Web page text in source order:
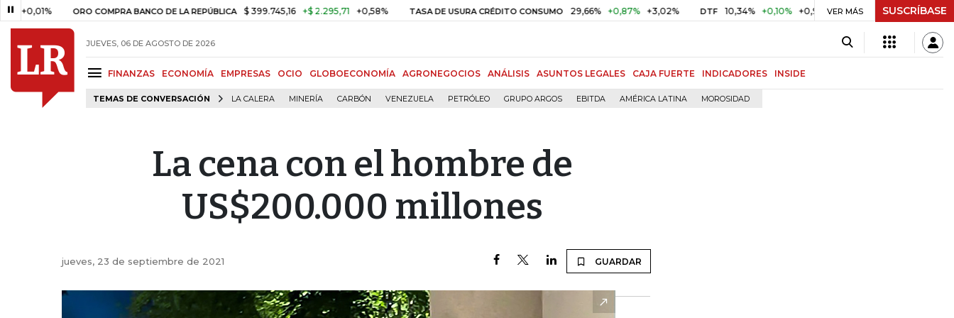
ORO COMPRA BANCO DE LA REPÚBLICA $ 399.745,16 +$ 2.295,71 +0,58% TASA DE USURA CRÉDITO CONSUMO 29,66% +0,87% +3,02% DTF 10,34% +0,10% +0,98% UVR $ 416,86 +$ 0,05 +0,01%
VER MÁS SUSCRÍBASE
JUEVES, 06 DE AGOSTO DE 2026
FINANZAS ECONOMÍA EMPRESAS OCIO GLOBOECONOMÍA AGRONEGOCIOS ANÁLISIS ASUNTOS LEGALES CAJA FUERTE INDICADORES INSIDE
TEMAS DE CONVERSACIÓN LA CALERA MINERÍA CARBÓN VENEZUELA PETRÓLEO GRUPO ARGOS EBITDA AMÉRICA LATINA MOROSIDAD
La cena con el hombre de
US$200.000 millones
jueves, 23 de septiembre de 2021 GUARDAR